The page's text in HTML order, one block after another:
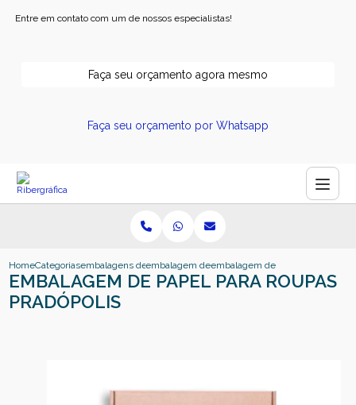
Entre em contato com um de nossos especialistas!
Faça seu orçamento agora mesmo
Faça seu orçamento por Whatsapp
HomeCategoriasembalagens de papelembalagem de papel ribeirao preto
embalagem de papel para
EMBALAGEM DE PAPEL PARA ROUPAS
PRADÓPOLIS